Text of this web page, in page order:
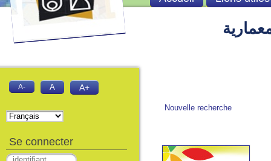
Nouvelle recherche
A- A A+
Se connecter